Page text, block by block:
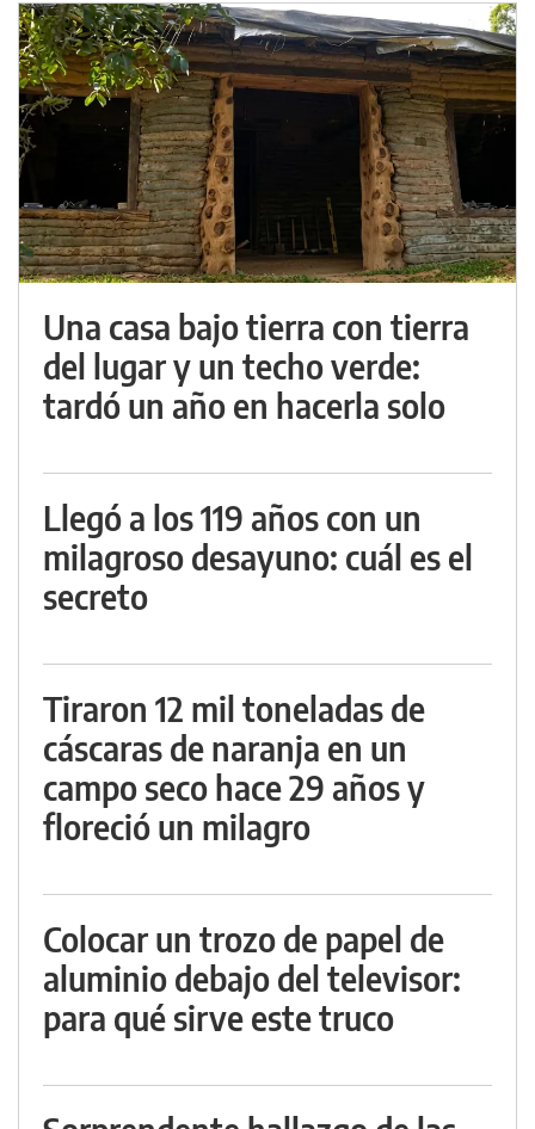
Una casa bajo tierra con tierra
del lugar y un techo verde:
tardó un año en hacerla solo
Llegó a los 119 años con un
milagroso desayuno: cuál es el
secreto
Tiraron 12 mil toneladas de
cáscaras de naranja en un
campo seco hace 29 años y
floreció un milagro
Colocar un trozo de papel de
aluminio debajo del televisor:
para qué sirve este truco